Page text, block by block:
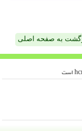
به صفحه اصلی